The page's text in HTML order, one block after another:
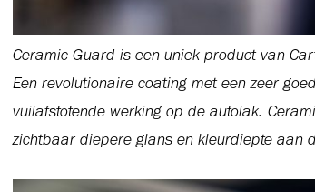
Ceramic Guard is een uniek product van
Een revolutionaire coating met een zeer
vuilafstotende werking op de autolak.
zichtbaar diepere glans en kleurdiepte aan